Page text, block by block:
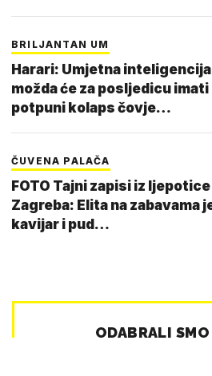
BRILJANTAN UM
Harari: Umjetna inteligencija
možda će za posljedicu imati
potpuni kolaps čovje…
ČUVENA PALAČA
FOTO Tajni zapisi iz ljepotice
Zagreba: Elita na zabavama jela
kavijar i pud…